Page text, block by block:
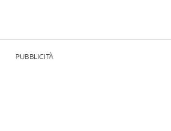
PUBBLICITÀ